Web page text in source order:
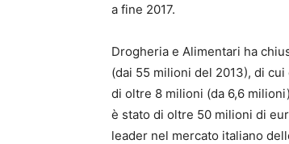
a fine 2017.
Drogheria e Alimentari ha
(dai 55 milioni del 2013), di
di oltre 8 milioni (da 6,6
è stato di oltre 50 milioni di
leader nel mercato italiano